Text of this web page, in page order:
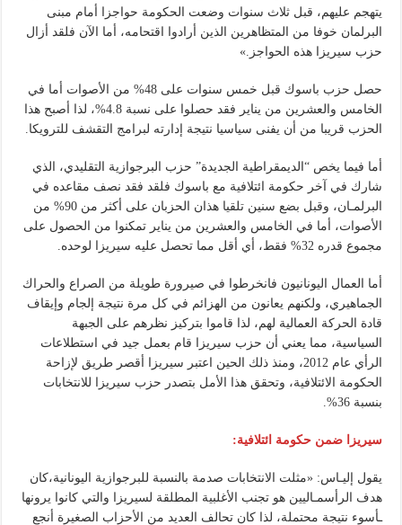
يتهجم عليهم، قبل ثلاث سنوات وضعت الحكومة حواجزا أمام مبنى
البرلمان خوفا من المتظاهرين الذين أرادوا اقتحامه، أما الآن فلقد أزال
حزب سيريزا هذه الحواجز.»
حصل حزب باسوك قبل خمس سنوات على 48% من الأصوات أما في
الخامس والعشرين من يناير فقد حصلوا على نسبة 4.8%، لذا أصبح هذا
الحزب قريبا من أن يفنى سياسيا نتيجة إدارته لبرامج التقشف للترويكا.
أما فيما يخص “الديمقراطية الجديدة” حزب البرجوازية التقليدي، الذي
شارك في آخر حكومة ائتلافية مع باسوك فلقد فقد نصف مقاعده في
البرلمـان، وقبل بضع سنين تلقيا هذان الحزبان على أكثر من 90% من
الأصوات، أما في الخامس والعشرين من يناير تمكنوا من الحصول على
مجموع قدره 32% فقط، أي أقل مما تحصل عليه سيريزا لوحده.
أما العمال اليونانيون فانخرطوا في صيرورة طويلة من الصراع والحراك
الجماهيري، ولكنهم يعانون من الهزائم في كل مرة نتيجة إلجام وإيقاف
قادة الحركة العمالية لهم، لذا قاموا بتركيز نظرهم على الجبهة
السياسية، مما يعني أن حزب سيريزا قام بعمل جيد في استطلاعات
الرأي عام 2012، ومنذ ذلك الحين اعتبر سيريزا أقصر طريق لإزاحة
الحكومة الائتلافية، وتحقق هذا الأمل بتصدر حزب سيريزا للانتخابات
بنسبة 36%.
سيريزا ضمن حكومة ائتلافية:
يقول إليـاس: «مثلت الانتخابات صدمة بالنسبة للبرجوازية اليونانية،كان
هدف الرأسمـاليين هو تجنب الأغلبية المطلقة لسيريزا والتي كانوا يرونها
ـأسوء نتيجة محتملة، لذا كان تحالف العديد من الأحزاب الصغيرة أنجع